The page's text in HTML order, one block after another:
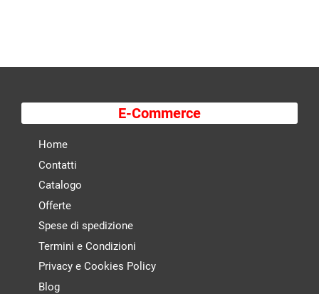
E-Commerce
Home
Contatti
Catalogo
Offerte
Spese di spedizione
Termini e Condizioni
Privacy e Cookies Policy
Blog